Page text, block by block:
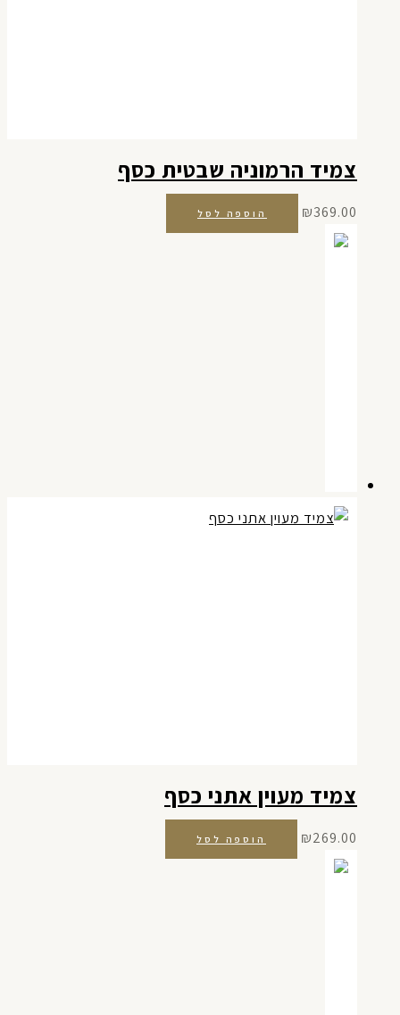
צמיד הרמוניה שבטית כסף
₪369.00 הוספה לסל
צמיד מעוין אתני כסף
₪269.00 הוספה לסל